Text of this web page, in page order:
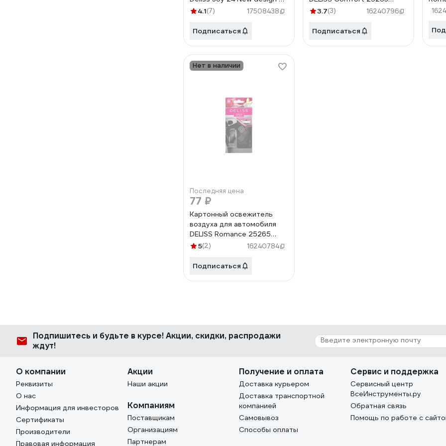
AUTOS006.03/01
4.1(7) 17508438
Подписаться
AUTOP006.01/01
3.7(3) 16240796
Подписаться
Нет в наличии
Последняя цена
77 ₽
Картонный освежитель
воздуха для автомобиля
DELISS Romance 25265
AUTOP006.02/01
5(2) 16240784
Подписаться
Подпишитесь и будьте в курсе! Акции, скидки, распродажи
ждут!
О компании
Реквизиты
О нас
Информация для инвесторов
Сертификаты
Производители
Правовая информация
Акции
Наши акции
Компаниям
Поставщикам
Организациям
Партнерам
Получение и оплата
Доставка курьером
Доставка транспортной
компанией
Самовывоз
Способы оплаты
Сервис и поддержка
Сервисный центр
ВсеИнструменты.ру
Обратная связь
Помощь по работе с